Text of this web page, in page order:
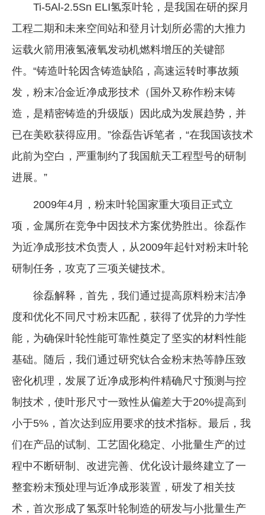
Ti-5Al-2.5Sn ELI氢泵叶轮，是我国在研的探月
工程二期和未来空间站和登月计划所必需的大推力
运载火箭用液氢液氧发动机燃料增压的关键部
件。“铸造叶轮因含铸造缺陷，高速运转时事故频
发，粉末冶金近净成形技术（国外又称作粉末铸
造，是精密铸造的升级版）因此成为发展趋势，并
已在美欧获得应用。”徐磊告诉笔者，“在我国该技术
此前为空白，严重制约了我国航天工程型号的研制
进展。”
2009年4月，粉末叶轮国家重大项目正式立
项，金属所在竞争中因技术方案优势胜出。徐磊作
为近净成形技术负责人，从2009年起针对粉末叶轮
研制任务，攻克了三项关键技术。
徐磊解释，首先，我们通过提高原料粉末洁净
度和优化不同尺寸粉末匹配，获得了优异的力学性
能，为确保叶轮性能可靠性奠定了坚实的材料性能
基础。随后，我们通过研究钛合金粉末热等静压致
密化机理，发展了近净成形构件精确尺寸预测与控
制技术，使叶形尺寸一致性从偏差大于20%提高到
小于5%，首次达到应用要求的技术指标。最后，我
们在产品的试制、工艺固化稳定、小批量生产的过
程中不断研制、改进完善、优化设计最终建立了一
整套粉末预处理与近净成形装置，研发了相关技
术，首次形成了氢泵叶轮制造的研发与小批量生产